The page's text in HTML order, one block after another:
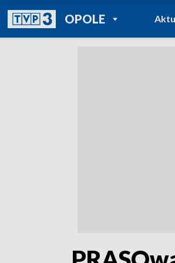
OPOLEPOWRÓT DO
TVP REGIONY